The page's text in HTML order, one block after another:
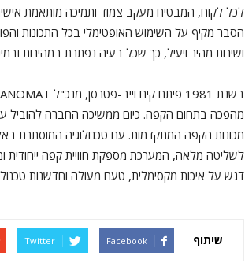
לכל לקוח, המבטיח מעקב צמוד ותמיכה מותאמת
ושירות מהיר ויעיל, כך שכל בעיה נפתרת במהירות
בשנת 1981 פיתח קים וייב-פטרסן, מנכ"ל
מכונות הקפה המתקדמות. עם טכנולוגיה המוסתרת
דגש על איכות מקסימלית, טעם מעולה וחדשנות
שיתוף Facebook
Twitter